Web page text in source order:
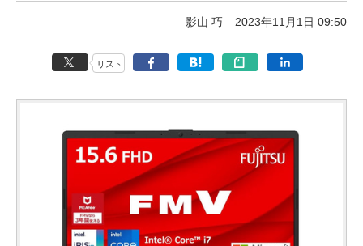
影山 巧 2023年11月1日 09:50
リスト